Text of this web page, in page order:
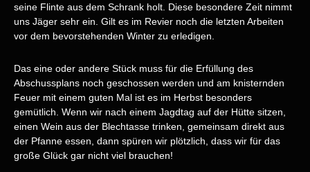
seine Flinte aus dem Schrank holt. Diese besondere Zeit nimmt
uns Jäger sehr ein. Gilt es im Revier noch die letzten Arbeiten
vor dem bevorstehenden Winter zu erledigen.
Das eine oder andere Stück muss für die Erfüllung des
Abschussplans noch geschossen werden und am knisternden
Feuer mit einem guten Mal ist es im Herbst besonders
gemütlich. Wenn wir nach einem Jagdtag auf der Hütte sitzen,
einen Wein aus der Blechtasse trinken, gemeinsam direkt aus
der Pfanne essen, dann spüren wir plötzlich, dass wir für das
große Glück gar nicht viel brauchen!